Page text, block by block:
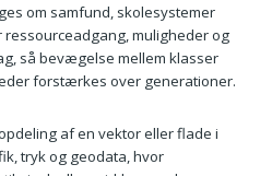
om samfund, skolesystemer
muligheder og
så bevægelse mellem klasser
forstærkes over generationer.
af en vektor eller flade i
tryk og geodata, hvor